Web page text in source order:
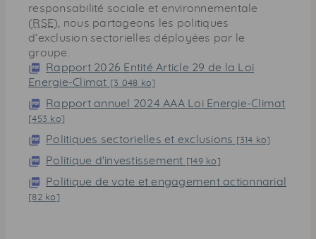
responsabilité sociale et environnementale
(RSE), nous partageons les politiques
d’exclusion sectorielles déployées par le
groupe.
Rapport 2026 Entité Article 29 de la Loi
Energie-Climat [3 048 ko]
Rapport annuel 2024 AAA Loi Energie-Climat
[453 ko]
Politiques sectorielles et exclusions [314 ko]
Politique d'investissement [149 ko]
Politique de vote et engagement actionnarial
[82 ko]